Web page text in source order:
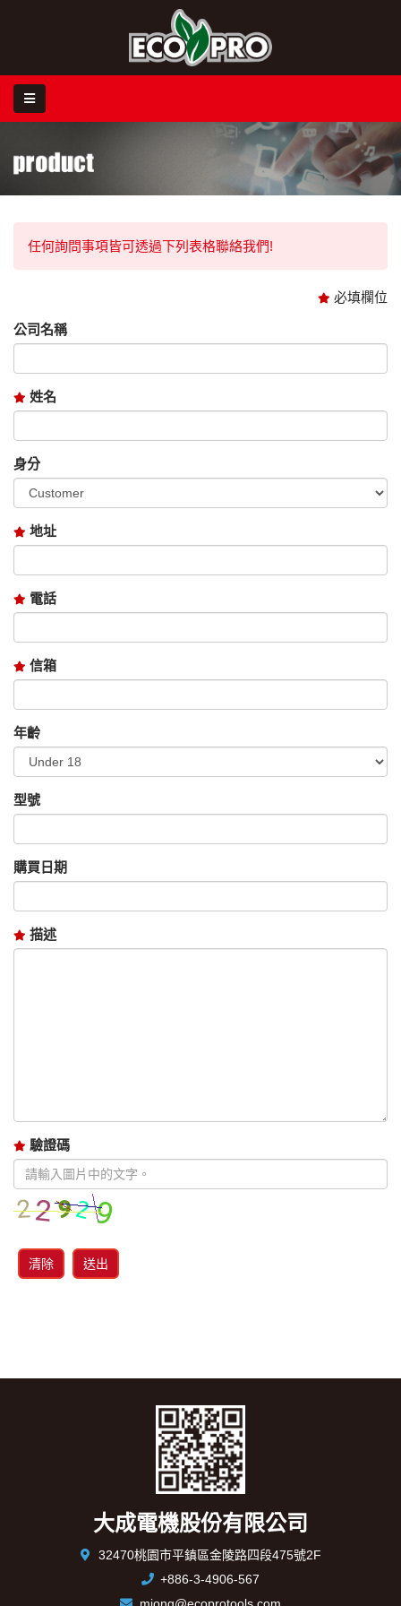
任何詢問事項皆可透過下列表格聯絡我們!
必填欄位
公司名稱
姓名
身分
地址
電話
信箱
年齡
型號
購買日期
描述
驗證碼
清除 送出
大成電機股份有限公司
32470桃園市平鎮區金陵路四段475號2F
+886-3-4906-567